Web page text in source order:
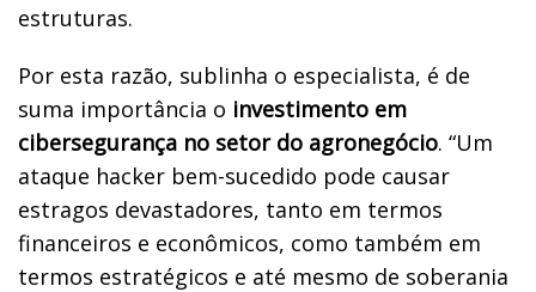
estruturas.
Por esta razão, sublinha o especialista, é de
suma importância o investimento em
cibersegurança no setor do agronegócio. “Um
ataque hacker bem-sucedido pode causar
estragos devastadores, tanto em termos
financeiros e econômicos, como também em
termos estratégicos e até mesmo de soberania